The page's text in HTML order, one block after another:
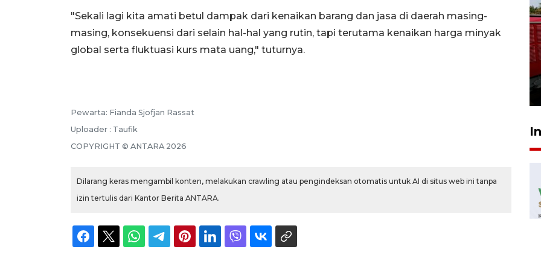
"Sekali lagi kita amati betul dampak dari kenaikan barang dan jasa di daerah masing-
masing, konsekuensi dari selain hal-hal yang rutin, tapi terutama kenaikan harga minyak
global serta fluktuasi kurs mata uang," tuturnya.
Pewarta: Fianda Sjofjan Rassat
Uploader : Taufik
COPYRIGHT © ANTARA 2026
Dilarang keras mengambil konten, melakukan crawling atau pengindeksan otomatis untuk AI di situs web ini tanpa
izin tertulis dari Kantor Berita ANTARA.